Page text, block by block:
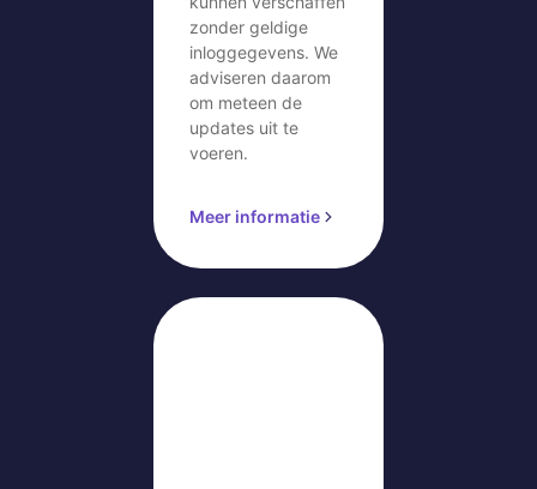
zonder geldige
inloggegevens. We
adviseren daarom
om meteen de
updates uit te
voeren.
Meer informatie